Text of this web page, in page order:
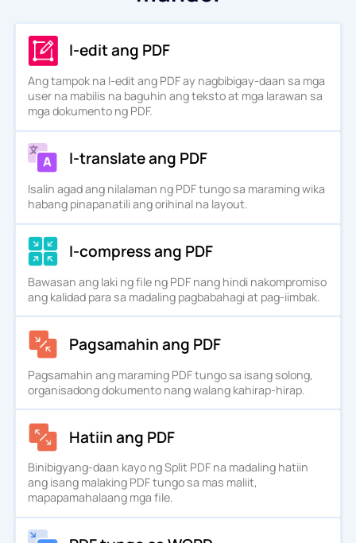
I-edit ang PDF
Ang tampok na I-edit ang PDF ay nagbibigay-daan sa mga
user na mabilis na baguhin ang teksto at mga larawan sa
mga dokumento ng PDF.
I-translate ang PDF
Isalin agad ang nilalaman ng PDF tungo sa maraming wika
habang pinapanatili ang orihinal na layout.
I-compress ang PDF
Bawasan ang laki ng file ng PDF nang hindi nakompromiso
ang kalidad para sa madaling pagbabahagi at pag-iimbak.
Pagsamahin ang PDF
Pagsamahin ang maraming PDF tungo sa isang solong,
organisadong dokumento nang walang kahirap-hirap.
Hatiin ang PDF
Binibigyang-daan kayo ng Split PDF na madaling hatiin
ang isang malaking PDF tungo sa mas maliit,
mapapamahalaang mga file.